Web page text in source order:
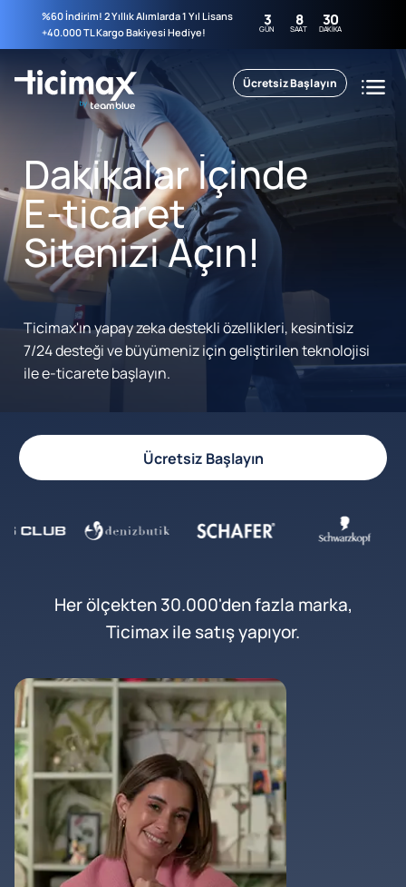
%60 İndirim! 2 Yıllık Alımlarda 1 Yıl Lisans
+40.000 TL Kargo Bakiyesi Hediye!
3
GÜN 8
SAAT 30
DAKIKA
Ücretsiz Başlayın
Dakikalar İçinde
E-ticaret
Sitenizi Açın!
Ticimax'ın yapay zeka destekli özellikleri, kesintisiz
7/24 desteği ve büyümeniz için geliştirilen teknolojisi
ile e-ticarete başlayın.
Ücretsiz Başlayın
Her ölçekten 30.000'den fazla marka,
Ticimax ile satış yapıyor.